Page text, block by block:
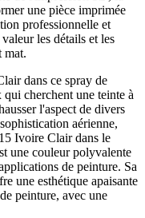
une pièce imprimée
professionnelle et
les détails et les
mat.
dans ce spray de
cherchent une teinte à
l'aspect de divers
aérienne,
Ivoire Clair dans le
une couleur polyvalente
de peinture. Sa
une esthétique apaisante
peinture, avec une